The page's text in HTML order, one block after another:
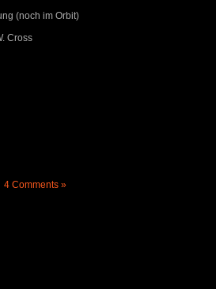
(noch im Orbit)
Cross
4 Comments »